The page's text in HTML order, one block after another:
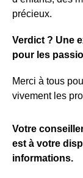
précieux.
Verdict ? Une
pour les
Merci à tous
vivement les
Votre
est à votre
informations.